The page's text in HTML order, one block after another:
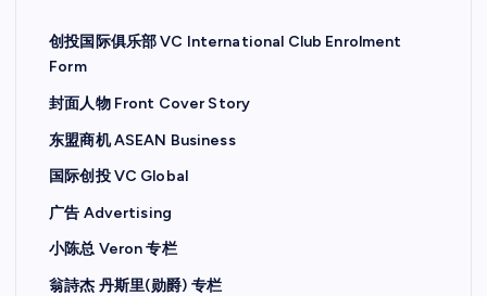
创投国际俱乐部 VC International Club Enrolment
Form
封面人物 Front Cover Story
东盟商机 ASEAN Business
国际创投 VC Global
广告 Advertising
小陈总 Veron 专栏
翁詩杰 丹斯里(勋爵) 专栏